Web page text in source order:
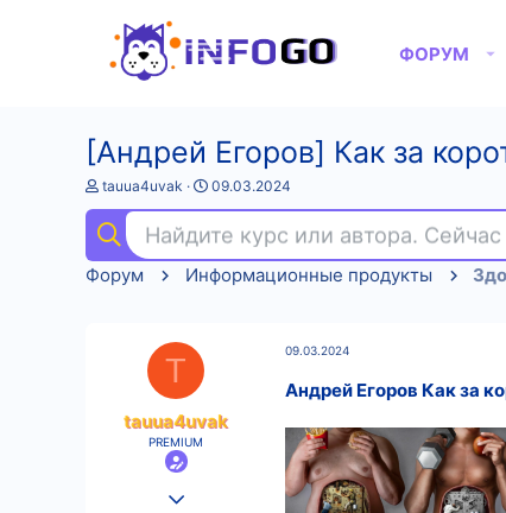
ФОРУМ
[Андрей Егоров] Как за
А
т
о
р
т
tauua4uvak
Д
а
н
а
09.03.2024
Найдите курс или автора.
Форум
Информационные продукты
T
tauua4uvak
PREMIUM
09.03.2024
Андрей Егоров Как за